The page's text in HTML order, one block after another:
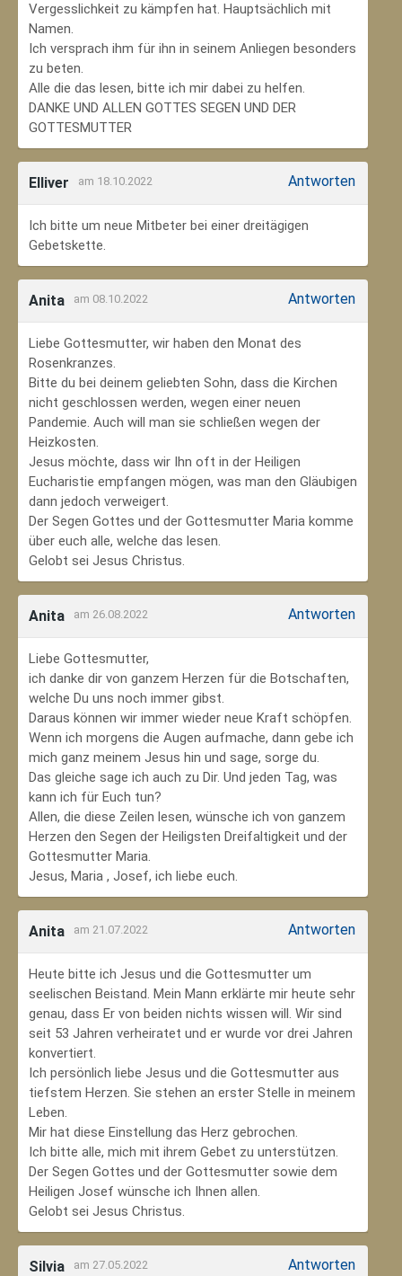
Vergesslichkeit zu kämpfen hat. Hauptsächlich mit
Namen.
Ich versprach ihm für ihn in seinem Anliegen besonders
zu beten.
Alle die das lesen, bitte ich mir dabei zu helfen.
DANKE UND ALLEN GOTTES SEGEN UND DER
GOTTESMUTTER
Elliver am 18.10.2022 Antworten
Ich bitte um neue Mitbeter bei einer dreitägigen
Gebetskette.
Anita am 08.10.2022 Antworten
Liebe Gottesmutter, wir haben den Monat des
Rosenkranzes.
Bitte du bei deinem geliebten Sohn, dass die Kirchen
nicht geschlossen werden, wegen einer neuen
Pandemie. Auch will man sie schließen wegen der
Heizkosten.
Jesus möchte, dass wir Ihn oft in der Heiligen
Eucharistie empfangen mögen, was man den Gläubigen
dann jedoch verweigert.
Der Segen Gottes und der Gottesmutter Maria komme
über euch alle, welche das lesen.
Gelobt sei Jesus Christus.
Anita am 26.08.2022 Antworten
Liebe Gottesmutter,
ich danke dir von ganzem Herzen für die Botschaften,
welche Du uns noch immer gibst.
Daraus können wir immer wieder neue Kraft schöpfen.
Wenn ich morgens die Augen aufmache, dann gebe ich
mich ganz meinem Jesus hin und sage, sorge du.
Das gleiche sage ich auch zu Dir. Und jeden Tag, was
kann ich für Euch tun?
Allen, die diese Zeilen lesen, wünsche ich von ganzem
Herzen den Segen der Heiligsten Dreifaltigkeit und der
Gottesmutter Maria.
Jesus, Maria , Josef, ich liebe euch.
Anita am 21.07.2022 Antworten
Heute bitte ich Jesus und die Gottesmutter um
seelischen Beistand. Mein Mann erklärte mir heute sehr
genau, dass Er von beiden nichts wissen will. Wir sind
seit 53 Jahren verheiratet und er wurde vor drei Jahren
konvertiert.
Ich persönlich liebe Jesus und die Gottesmutter aus
tiefstem Herzen. Sie stehen an erster Stelle in meinem
Leben.
Mir hat diese Einstellung das Herz gebrochen.
Ich bitte alle, mich mit ihrem Gebet zu unterstützen.
Der Segen Gottes und der Gottesmutter sowie dem
Heiligen Josef wünsche ich Ihnen allen.
Gelobt sei Jesus Christus.
Silvia am 27.05.2022 Antworten